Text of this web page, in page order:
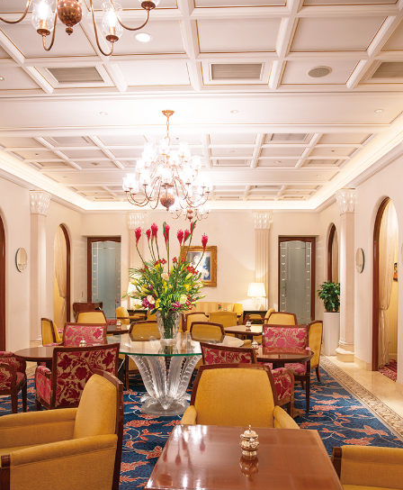
2026年4月号「未来をつくる、学びの教科書。」
2026年3月号「スイーツ予想図 2026」
2026年2月号「良運を掴む 新・開運術。」
2026年1月号「猫がいれば、幸せ」
2025年12月号「お酒の新常識。」